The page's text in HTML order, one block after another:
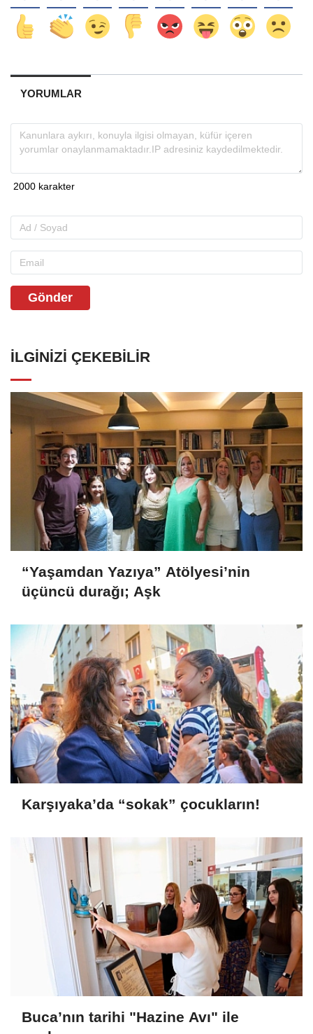
YORUMLAR
Gönder
İLGINIZI ÇEKEBILIR
“Yaşamdan Yazıya” Atölyesi’nin
üçüncü durağı; Aşk
Karşıyaka’da “sokak” çocukların!
Buca’nın tarihi "Hazine Avı" ile